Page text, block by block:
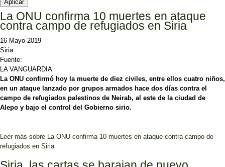
La ONU confirma 10 muertes en ataque
contra campo de refugiados en Siria
16 Mayo 2019
Siria
Fuente:
LA VANGUARDIA
La ONU confirmó hoy la muerte de diez civiles, entre ellos cuatro niños,
en un ataque lanzado por grupos armados hace dos días contra el
campo de refugiados palestinos de Neirab, al este de la ciudad de
Alepo y bajo el control del Gobierno sirio.
Leer más sobre La ONU confirma 10 muertes en ataque contra campo de
refugiados en Siria